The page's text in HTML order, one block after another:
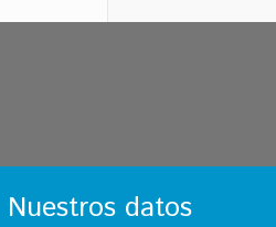
Nuestros datos